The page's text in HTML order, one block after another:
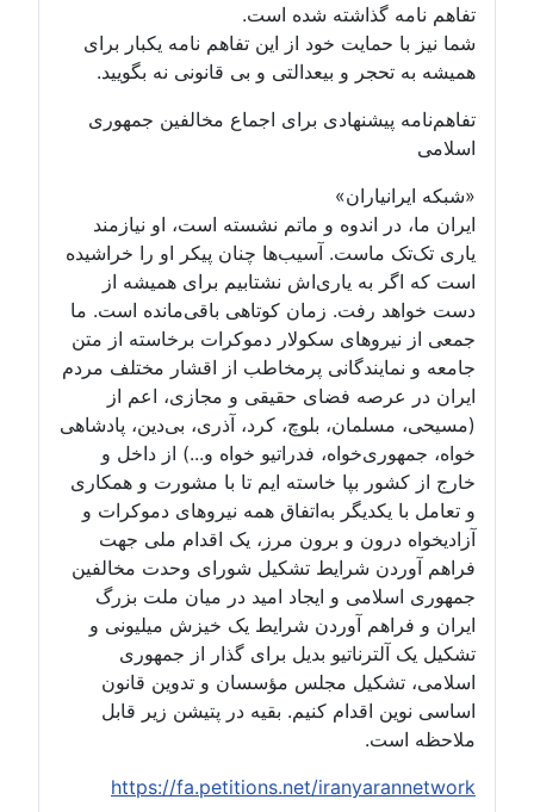
گذاشته شده است.
خود از این تفاهم نامه یکبار برای
و بیعدالتی و بی قانونی نه بگویید.
برای اجماع مخالفین جمهوری
اندوه و ماتم نشسته است، او نیازمند
آسیب‌ها چنان پیکر او را خراشیده
یاری‌اش نشتابیم برای همیشه از
زمان کوتاهی باقی‌مانده است. ما
سکولار دموکرات برخاسته از متن
پرمخاطب از اقشار مختلف مردم
فضای حقیقی و مجازی، اعم از
بلوچ، کرد، آذری، بی‌دین، پادشاهی
فدراتیو خواه و...) از داخل و
بپا خاسته ایم تا با مشورت و همکاری
به‌اتفاق همه نیروهای دموکرات و
و برون مرز، یک اقدام ملی جهت
شرایط تشکیل شورای وحدت مخالفین
و ایجاد امید در میان ملت بزرگ
آوردن شرایط یک خیزش میلیونی و
بدیل برای گذار از جمهوری
مجلس مؤسسان و تدوین قانون
کنیم. بقیه در پتیشن زیر قابل
https://fa.petitions.net/